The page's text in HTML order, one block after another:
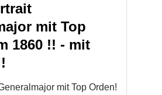
mit Top
1860 !! - mit
mit Top Orden!